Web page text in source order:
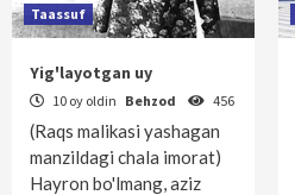
Taassuf
Yig'layotgan uy
10 oy oldin Behzod 456
(Raqs malikasi yashagan
manzildagi chala imorat)
Hayron bo'lmang, aziz